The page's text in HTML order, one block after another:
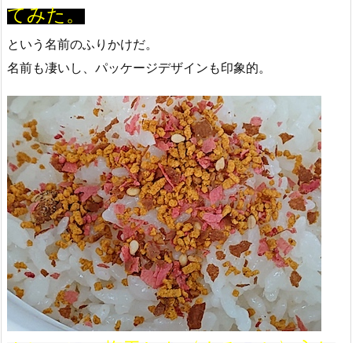
てみた。
という名前のふりかけだ。
名前も凄いし、パッケージデザインも印象的。